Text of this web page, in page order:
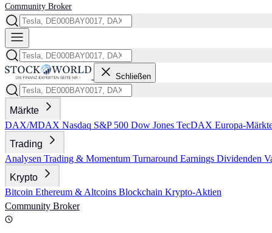
Community Broker
Schließen
Märkte
DAX/MDAX Nasdaq S&P 500 Dow Jones TecDAX Europa-
Trading
Analysen Trading & Momentum Turnaround Earnings Dividenden
Krypto
Bitcoin Ethereum & Altcoins Blockchain Krypto-Aktien
Community Broker